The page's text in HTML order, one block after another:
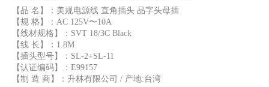
【品 名】：美规电源线 直角插头 品字头母插
【规 格】：AC 125V〜10A
【线材规格】：SVT 18/3C Black
【线 长】：1.8M
【插头型号】：SL-2+SL-11
【认证编码】：E99157
【制 造 商】：升林有限公司 / 产地:台湾